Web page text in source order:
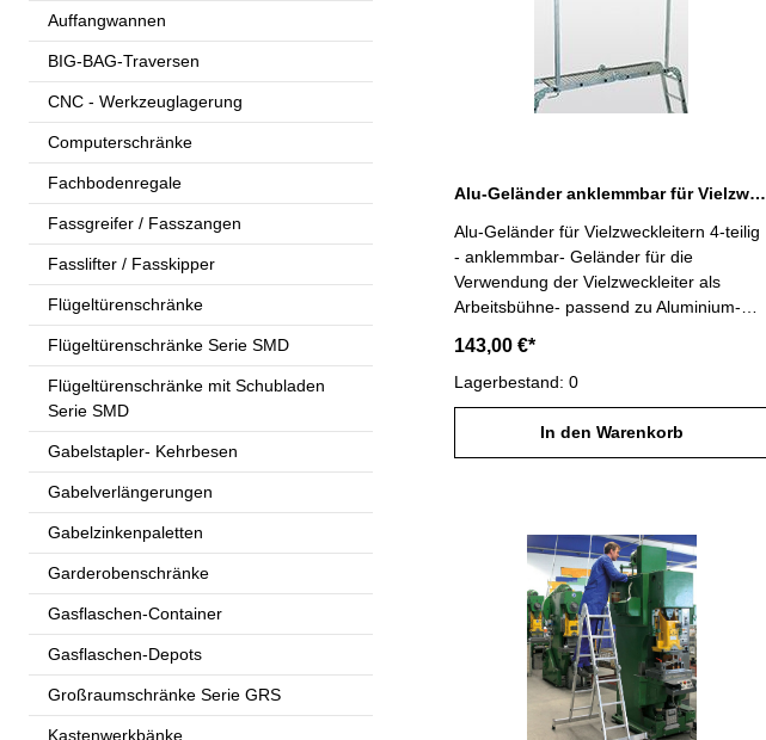
Auffangwannen
BIG-BAG-Traversen
CNC - Werkzeuglagerung
Computerschränke
Fachbodenregale
Fassgreifer / Fasszangen
Fasslifter / Fasskipper
Flügeltürenschränke
Flügeltürenschränke Serie SMD
Flügeltürenschränke mit Schubladen
Serie SMD
Gabelstapler- Kehrbesen
Gabelverlängerungen
Gabelzinkenpaletten
Garderobenschränke
Gasflaschen-Container
Gasflaschen-Depots
Großraumschränke Serie GRS
Kastenwerkbänke
Alu-Geländer anklemmbar für Vielzweckleitern 4-teilig
Alu-Geländer für Vielzweckleitern 4-teilig
- anklemmbar- Geländer für die
Verwendung der Vielzweckleiter als
Arbeitsbühne- passend zu Aluminium-
und 31314
143,00 €*
Lagerbestand: 0
In den Warenkorb